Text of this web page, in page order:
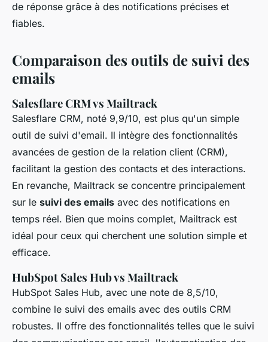
de réponse grâce à des notifications précises et
fiables.
Comparaison des outils de suivi des
emails
Salesflare CRM vs Mailtrack
Salesflare CRM, noté 9,9/10, est plus qu'un simple
outil de suivi d'email. Il intègre des fonctionnalités
avancées de gestion de la relation client (CRM),
facilitant la gestion des contacts et des interactions.
En revanche, Mailtrack se concentre principalement
sur le suivi des emails avec des notifications en
temps réel. Bien que moins complet, Mailtrack est
idéal pour ceux qui cherchent une solution simple et
efficace.
HubSpot Sales Hub vs Mailtrack
HubSpot Sales Hub, avec une note de 8,5/10,
combine le suivi des emails avec des outils CRM
robustes. Il offre des fonctionnalités telles que le suivi